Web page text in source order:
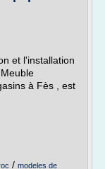
et l'installation
à Fès , est
/ modeles de